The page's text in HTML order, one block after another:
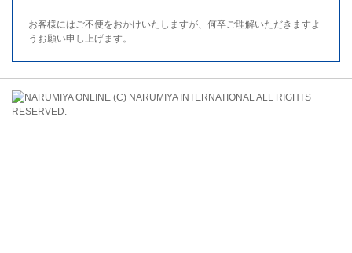
お客様にはご不便をおかけいたしますが、何卒ご理解いただきますよ
うお願い申し上げます。